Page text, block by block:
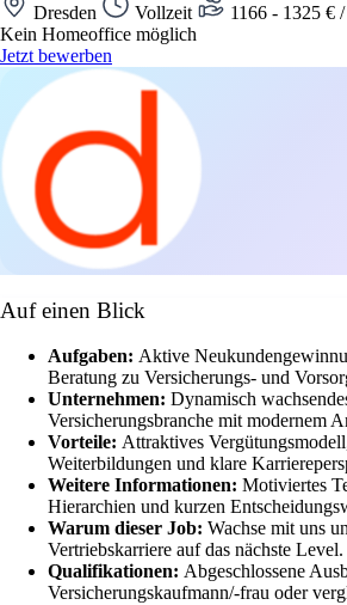
Dresden Vollzeit
1166 - 1325 €
Kein Homeoffice möglich
Jetzt bewerben
Auf einen Blick
Aufgaben: Aktive
Beratung zu Versicherungs- und
Unternehmen: Dynamisch
Versicherungsbranche mit modernem
Vorteile: Attraktives
Weiterbildungen und klare
Weitere Informationen: Motiviertes
Hierarchien und kurzen
Warum dieser Job: Wachse mit uns
Vertriebskarriere auf das nächste Level.
Qualifikationen: Abgeschlossene
Versicherungskaufmann/-frau oder